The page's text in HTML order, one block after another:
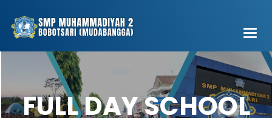
Main
FULL DAY SCHOOL